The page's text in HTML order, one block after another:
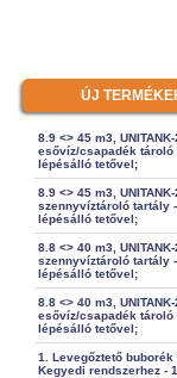
ÚJ
8.9 <> 45 m3, UNITANK-
esővíz/csapadék tároló
lépésálló tetővel;
8.9 <> 45 m3, UNITANK-
szennyvíztároló tartály -
lépésálló tetővel;
8.8 <> 40 m3, UNITANK-
szennyvíztároló tartály -
lépésálló tetővel;
8.8 <> 40 m3, UNITANK-
esővíz/csapadék tároló
lépésálló tetővel;
1. Levegőztető
Kegyedi rendszerhez -